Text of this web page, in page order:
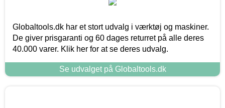
Globaltools.dk har et stort udvalg i værktøj og maskiner.
De giver prisgaranti og 60 dages returret på alle deres
40.000 varer. Klik her for at se deres udvalg.
Se udvalget på Globaltools.dk